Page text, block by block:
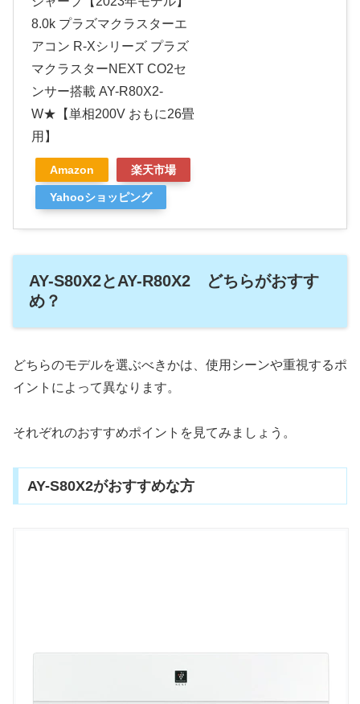
8.0k プラズマクラスターエ
アコン R-Xシリーズ プラズ
マクラスターNEXT CO2セ
ンサー搭載 AY-R80X2-
W★【単相200V おもに26畳
用】
Amazon 楽天市場
Yahooショッピング
AY-S80X2とAY-R80X2 どちらがおすす
め？
どちらのモデルを選ぶべきかは、使用シーンや重視するポ
イントによって異なります。
それぞれのおすすめポイントを見てみましょう。
AY-S80X2がおすすめな方